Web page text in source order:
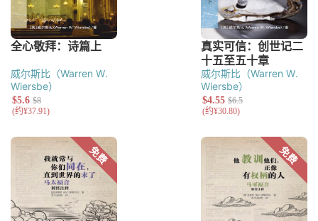
威尔斯比（Warren W.
Wiersbe）
威尔斯比（Warren W.
Wiersbe）